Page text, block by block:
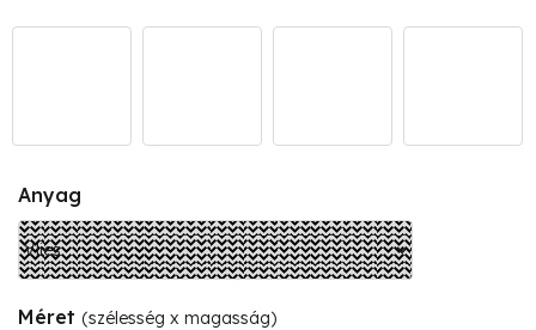
Anyag
Méret (szélesség x magasság)